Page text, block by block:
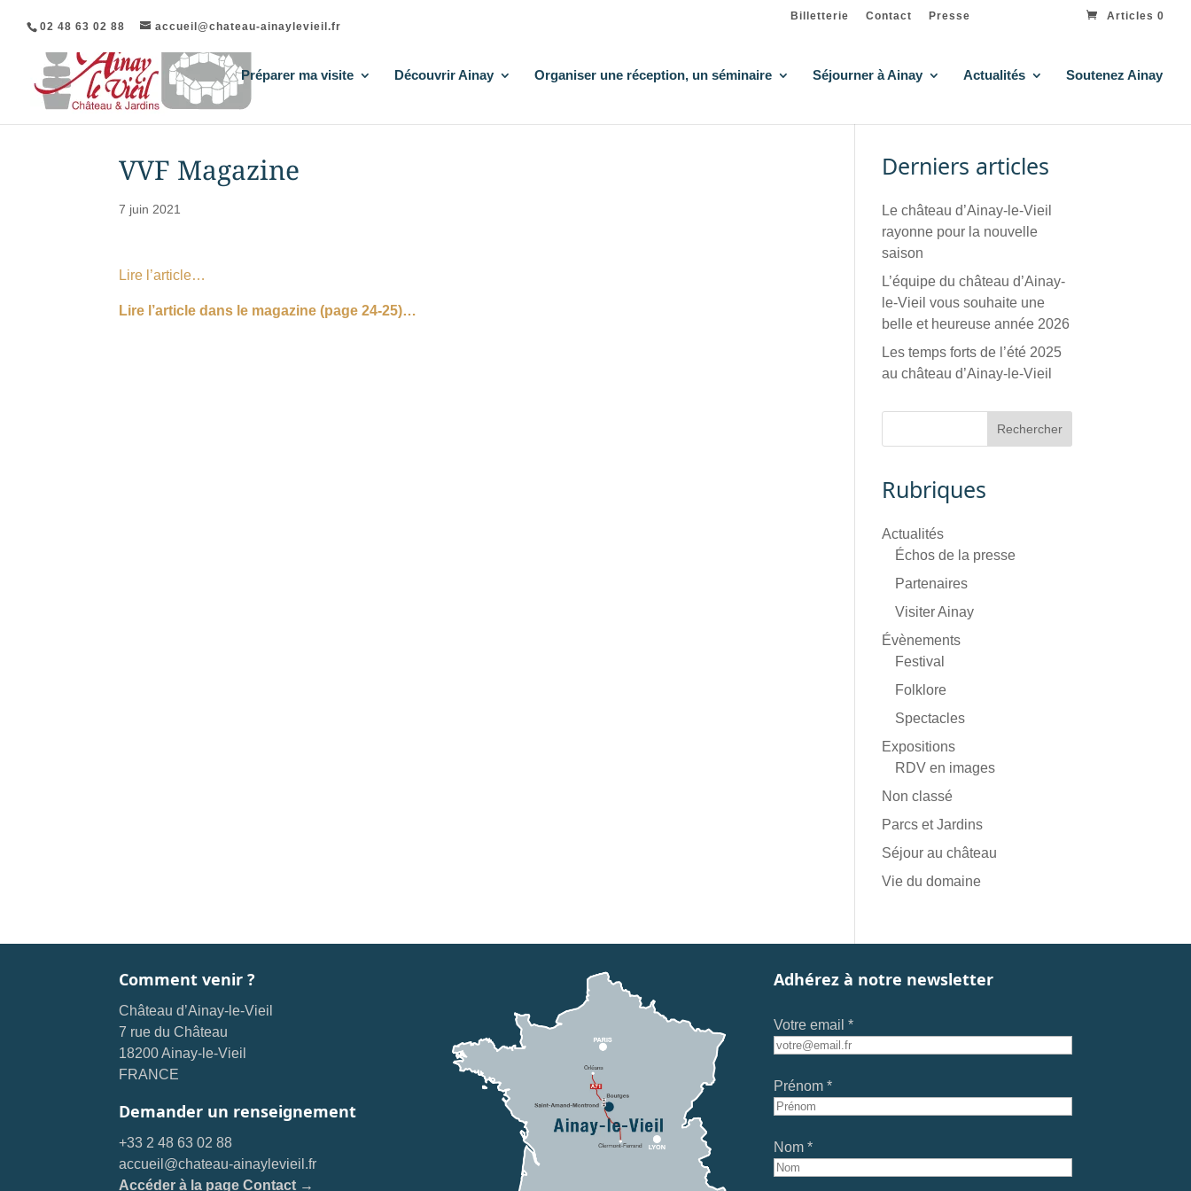
02 48 63 02 88 accueil@chateau-ainaylevieil.fr
Billetterie Contact Presse Articles 0
Préparer ma visite Découvrir Ainay Organiser une réception, un séminaire Séjourner à Ainay Actualités Soutenez Ainay
VVF Magazine
7 juin 2021
Lire l’article…
Lire l’article dans le magazine (page 24-25)…
Derniers articles
Le château d’Ainay-le-Vieil
rayonne pour la nouvelle
saison
L’équipe du château d’Ainay-
le-Vieil vous souhaite une
belle et heureuse année 2026
Les temps forts de l’été 2025
au château d’Ainay-le-Vieil
Rubriques
Actualités
Échos de la presse
Partenaires
Visiter Ainay
Évènements
Festival
Folklore
Spectacles
Expositions
RDV en images
Non classé
Parcs et Jardins
Séjour au château
Vie du domaine
Comment venir ?
Château d’Ainay-le-Vieil
7 rue du Château
18200 Ainay-le-Vieil
FRANCE
Demander un renseignement
+33 2 48 63 02 88
accueil@chateau-ainaylevieil.fr
Accéder à la page Contact →
Adhérez à notre newsletter
Votre email *
Prénom *
Nom *